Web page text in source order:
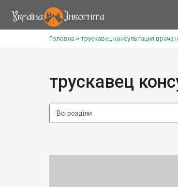
Головна > трускавец консультация врача
трускавец